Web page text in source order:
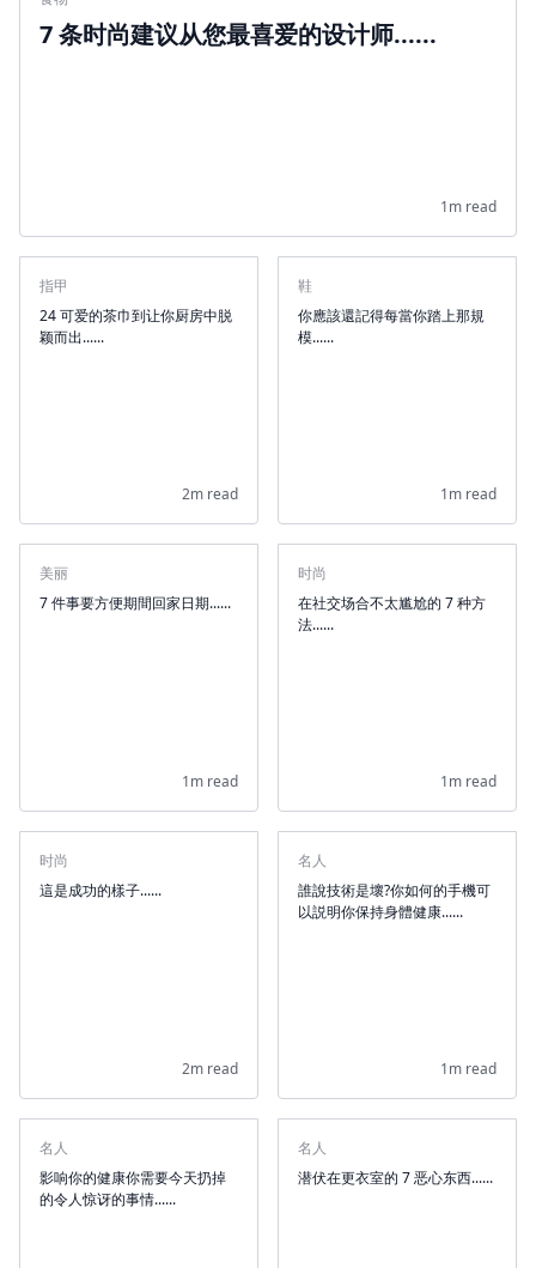
7 条时尚建议从您最喜爱的设计师......
1m read
指甲
24 可爱的茶巾到让你厨房中脱
颖而出......
2m read
鞋
你應該還記得每當你踏上那規
模......
1m read
美丽
7 件事要方便期間回家日期......
1m read
时尚
在社交场合不太尴尬的 7 种方
法......
1m read
时尚
這是成功的樣子......
2m read
名人
誰說技術是壞?你如何的手機可
以説明你保持身體健康......
1m read
名人
影响你的健康你需要今天扔掉
的令人惊讶的事情......
名人
潜伏在更衣室的 7 恶心东西......